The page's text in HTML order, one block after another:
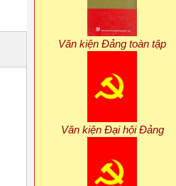
Văn kiện Đảng toàn tập
Văn kiện Đại hội Đảng